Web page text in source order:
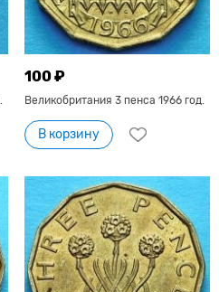
100 ₽
Великобритания 3 пенса 1966 год.
В корзину